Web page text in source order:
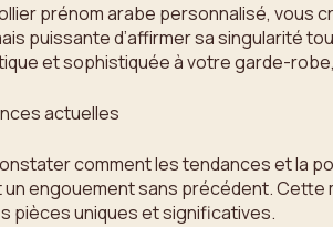
prénom arabe personnalisé, vous
puissante d’affirmer sa singularité
et sophistiquée à votre garde-
actuelles
comment les tendances et la
engouement sans précédent. Cette
pièces uniques et significatives.